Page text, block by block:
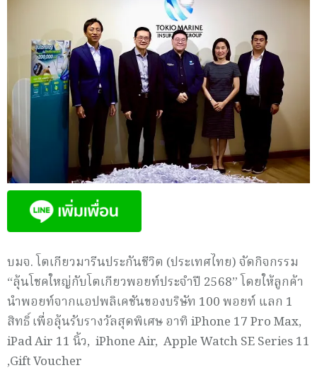
บมจ. โตเกียวมารีนประกันชีวิต (ประเทศไทย) จัดกิจกรรม
“ลุ้นโชคใหญ่กับโตเกียวพอยท์ประจำปี 2568” โดยให้ลูกค้า
นำพอยท์จากแอปพลิเคชันของบริษัท 100 พอยท์ แลก 1
สิทธิ์ เพื่อลุ้นรับรางวัลสุดพิเศษ อาทิ iPhone 17 Pro Max,
iPad Air 11 นิ้ว, iPhone Air, Apple Watch SE Series 11
,Gift Voucher